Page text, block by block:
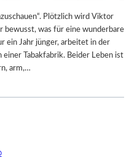
Plötzlich wird Viktor
bewusst, was für eine wunderbare
ein Jahr jünger, arbeitet in der
Tabakfabrik. Beider Leben ist
arm,…